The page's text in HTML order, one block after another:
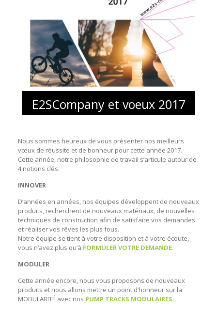
E2SCompany et voeux 2017
Nous sommes heureux de vous présenter nos meilleurs
vœux de réussite et de bonheur pour cette année 2017.
Cette année, notre philosophie de travail s’articule autour de
4 notions clés.
INNOVER
D’années en années, nos équipes développent de nouveaux
produits, recherchent de nouveaux matériaux, de nouvelles
techniques de construction afin de satisfaire vos demandes
et réaliser vos rêves les plus fous.
Notre équipe se tient à votre disposition et à votre écoute,
vous n’avez plus qu’à FORMULER VOTRE DEMANDE.
MODULER
Cette année encore, nous vous proposons de nouveaux
produits et nous allons mettre un point d’honneur sur la
MODULARITÉ avec nos PUMP TRACKS MODULAIRES.